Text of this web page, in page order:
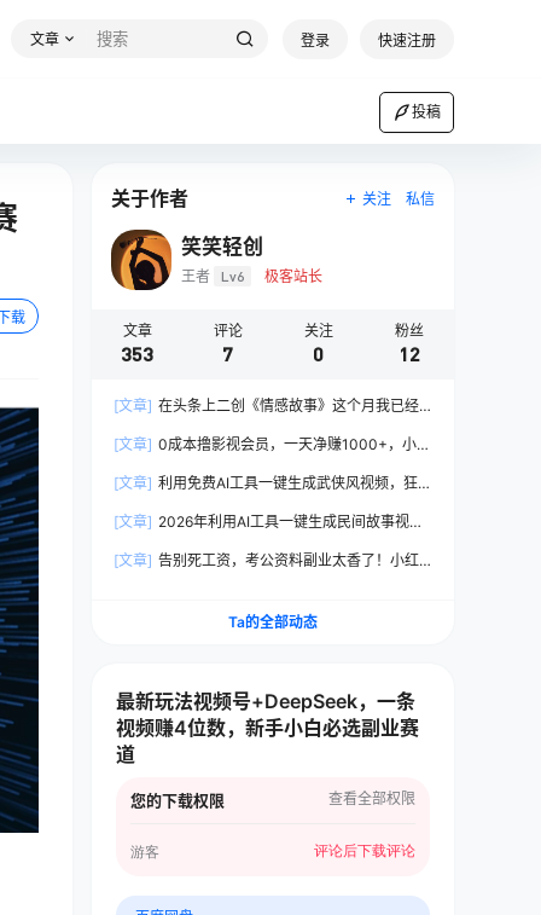
文章 登录 快速注册
投稿
载
关于作者 关注 私信
笑笑轻创
王者 Lv6 极客站长
文章
353
评论
7
关注
0
粉丝
12
[文章] 在头条上二创《情感故事》这个月我已经
[文章] 0成本撸影视会员，一天净赚1000+，小白
[文章] 利用免费AI工具一键生成武侠风视频，狂撸
[文章] 2026年利用AI工具一键生成民间故事视
看，轻松日入500+
[文章] 告别死工资，考公资料副业太香了！小红
Ta的全部动态
最新玩法视频号+DeepSeek，一条
视频赚4位数，新手小白必选副业赛
道
您的下载权限 查看全部权限
游客 评论后下载评论